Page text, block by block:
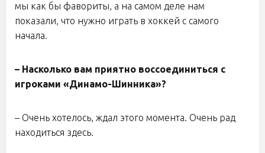
мы как бы фавориты, а на самом деле нам
показали, что нужно играть в хоккей с самого
начала.
– Насколько вам приятно воссоединиться с
игроками «Динамо-Шинника»?
– Очень хотелось, ждал этого момента. Очень рад
находиться здесь.